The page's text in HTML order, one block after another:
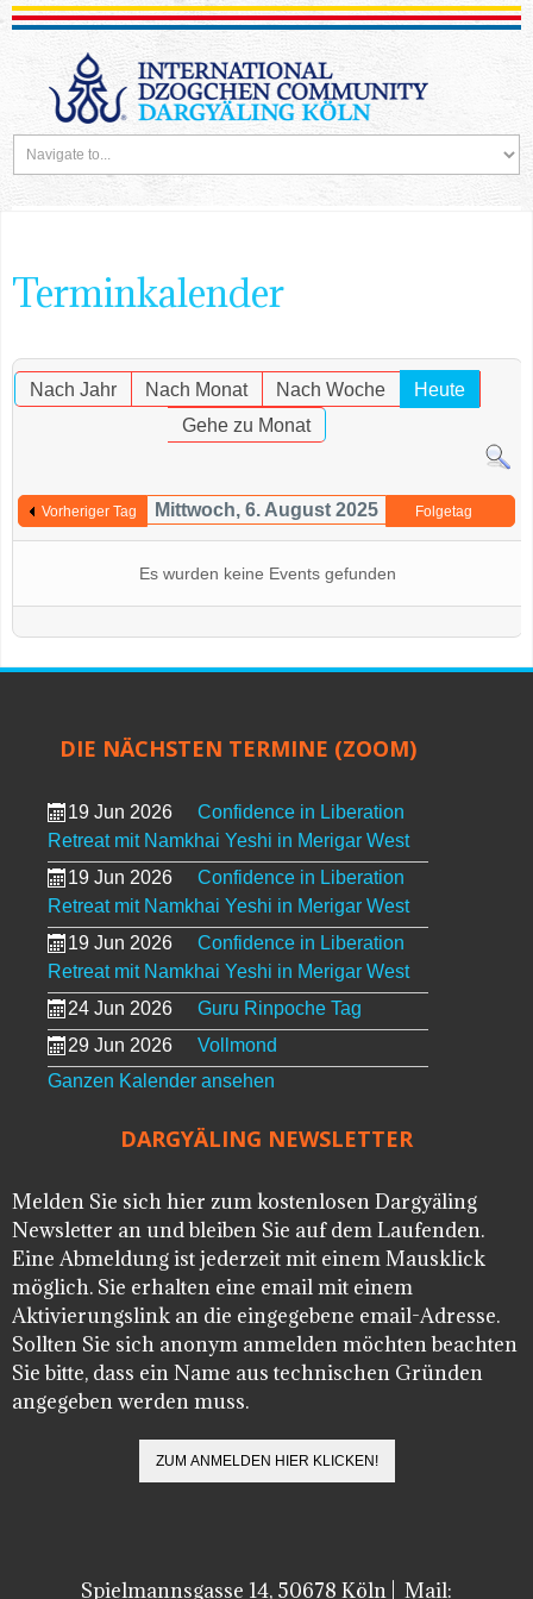
Terminkalender
Nach Jahr Nach Monat Nach Woche
Heute
Gehe zu Monat
Vorheriger Tag Mittwoch, 6. August 2025 Folgetag
Es wurden keine Events gefunden
DIE NÄCHSTEN TERMINE (ZOOM)
19 Jun 2026
Confidence in Liberation
Retreat mit Namkhai Yeshi in Merigar West
19 Jun 2026
Confidence in Liberation
Retreat mit Namkhai Yeshi in Merigar West
19 Jun 2026
Confidence in Liberation
Retreat mit Namkhai Yeshi in Merigar West
24 Jun 2026
Guru Rinpoche Tag
29 Jun 2026
Vollmond
Ganzen Kalender ansehen
DARGYÄLING NEWSLETTER
Melden Sie sich hier zum kostenlosen Dargyäling
Newsletter an und bleiben Sie auf dem Laufenden.
Eine Abmeldung ist jederzeit mit einem Mausklick
möglich. Sie erhalten eine email mit einem
Aktivierungslink an die eingegebene email-Adresse.
Sollten Sie sich anonym anmelden möchten beachten
Sie bitte, dass ein Name aus technischen Gründen
angegeben werden muss.
Spielmannsgasse 14, 50678 Köln | Mail: